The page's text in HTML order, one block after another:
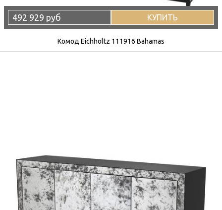
492 929 руб КУПИТЬ
Комод Eichholtz 111916 Bahamas